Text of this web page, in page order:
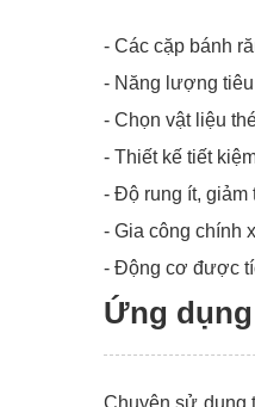
- Các cặp bánh
- Năng lượng
- Chọn vật liệu
- Thiết kế tiết
- Độ rung ít, giảm
- Gia công chính
- Động cơ được
Ứng
Chuyên sử dụng